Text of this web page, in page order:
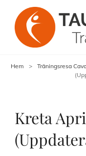
Hem > Träningsresa
Kreta